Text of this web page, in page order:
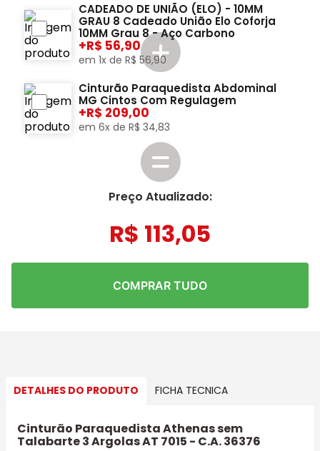
CADEADO DE UNIÃO (ELO) - 10MM
GRAU 8 Cadeado União Elo Coforja
10MM Grau 8 - Aço Carbono
+ 56,90
em 1x de R$ 56,90
Cinturão Paraquedista Abdominal
MG Cintos Com Regulagem
+ 209,00
em 6x de R$ 34,83
Preço Atualizado:
R$ 113,05
COMPRAR TUDO
DETALHES DO PRODUTO FICHA TECNICA
Cinturão Paraquedista Athenas sem
Talabarte 3 Argolas AT 7015 - C.A. 36376